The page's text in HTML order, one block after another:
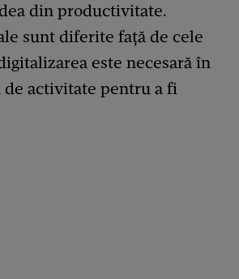
din productivitate.
sunt diferite față de cele
este necesară în
activitate pentru a fi